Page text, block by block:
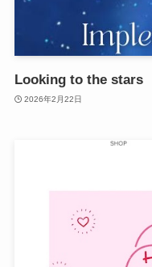
Looking to the stars
2026年2月22日